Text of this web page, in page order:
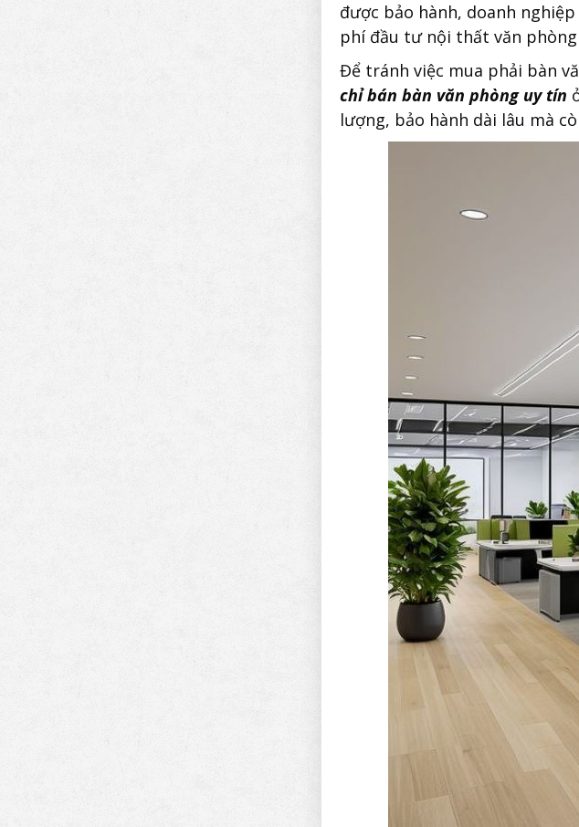
được bảo hành, doanh
phí đầu tư nội thất văn
Để tránh việc mua phải bàn
chỉ bán bàn văn phòng uy tín
lượng, bảo hành dài lâu mà